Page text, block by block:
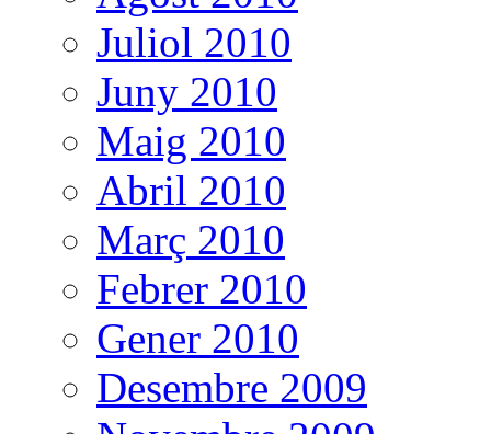
Juliol 2010
Juny 2010
Maig 2010
Abril 2010
Març 2010
Febrer 2010
Gener 2010
Desembre 2009